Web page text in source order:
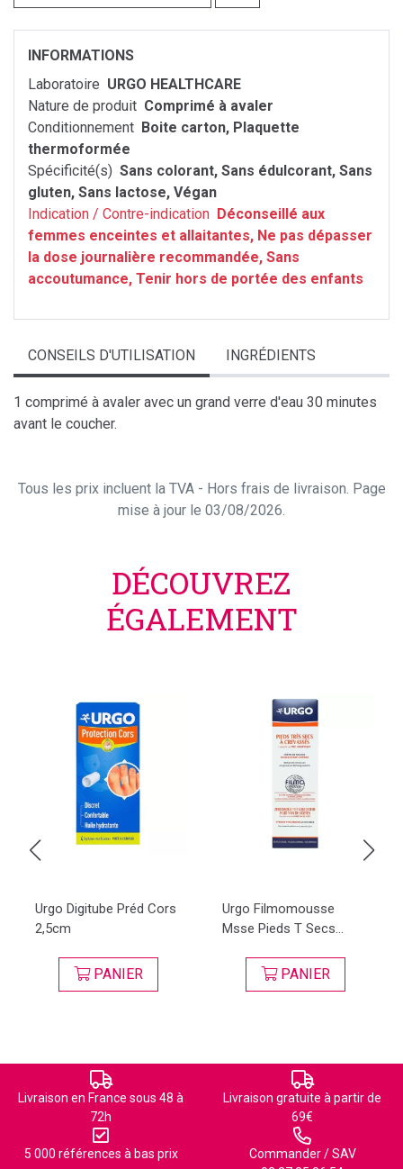
INFORMATIONS
Laboratoire URGO HEALTHCARE
Nature de produit Comprimé à avaler
Conditionnement Boite carton, Plaquette
thermoformée
Spécificité(s) Sans colorant, Sans édulcorant, Sans
gluten, Sans lactose, Végan
Indication / Contre-indication Déconseillé aux
femmes enceintes et allaitantes, Ne pas dépasser
la dose journalière recommandée, Sans
accoutumance, Tenir hors de portée des enfants
CONSEILS D'UTILISATION INGRÉDIENTS
1 comprimé à avaler avec un grand verre d'eau 30 minutes
avant le coucher.
Tous les prix incluent la TVA - Hors frais de livraison. Page
mise à jour le 03/08/2026.
DÉCOUVREZ
ÉGALEMENT
Urgo Digitube Préd Cors
2,5cm
PANIER
Urgo Filmomousse
Msse Pieds T Secs...
PANIER
Livraison en France sous 48 à
72h
Livraison gratuite à partir de
69€
5 000 références à bas prix
Commander / SAV